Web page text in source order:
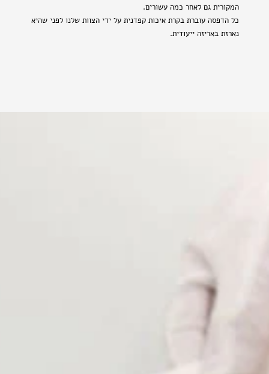
המקורית גם לאחר כמה עשורים.
כל הדפסה עוברת בקרת איכות קפדנית על ידי הצוות שלנו לפני שהיא
נארזת באריזה ייעודית.